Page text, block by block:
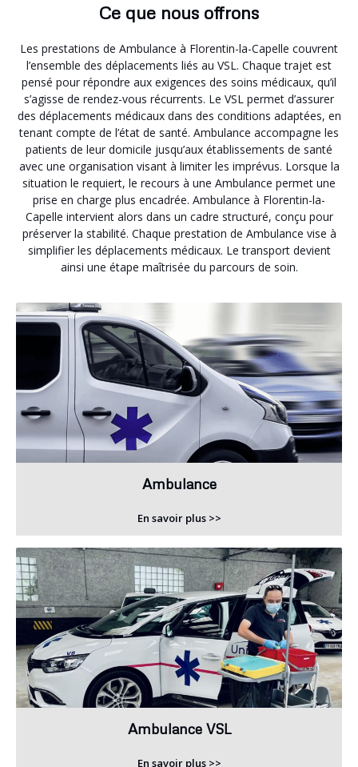
Ce que nous offrons
Les prestations de Ambulance à Florentin-la-Capelle couvrent
l’ensemble des déplacements liés au VSL. Chaque trajet est
pensé pour répondre aux exigences des soins médicaux, qu’il
s’agisse de rendez-vous récurrents. Le VSL permet d’assurer
des déplacements médicaux dans des conditions adaptées, en
tenant compte de l’état de santé. Ambulance accompagne les
patients de leur domicile jusqu’aux établissements de santé
avec une organisation visant à limiter les imprévus. Lorsque la
situation le requiert, le recours à une Ambulance permet une
prise en charge plus encadrée. Ambulance à Florentin-la-
Capelle intervient alors dans un cadre structuré, conçu pour
préserver la stabilité. Chaque prestation de Ambulance vise à
simplifier les déplacements médicaux. Le transport devient
ainsi une étape maîtrisée du parcours de soin.
Ambulance
En savoir plus >>
Ambulance VSL
En savoir plus >>